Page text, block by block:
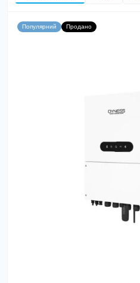
Популярний Продано